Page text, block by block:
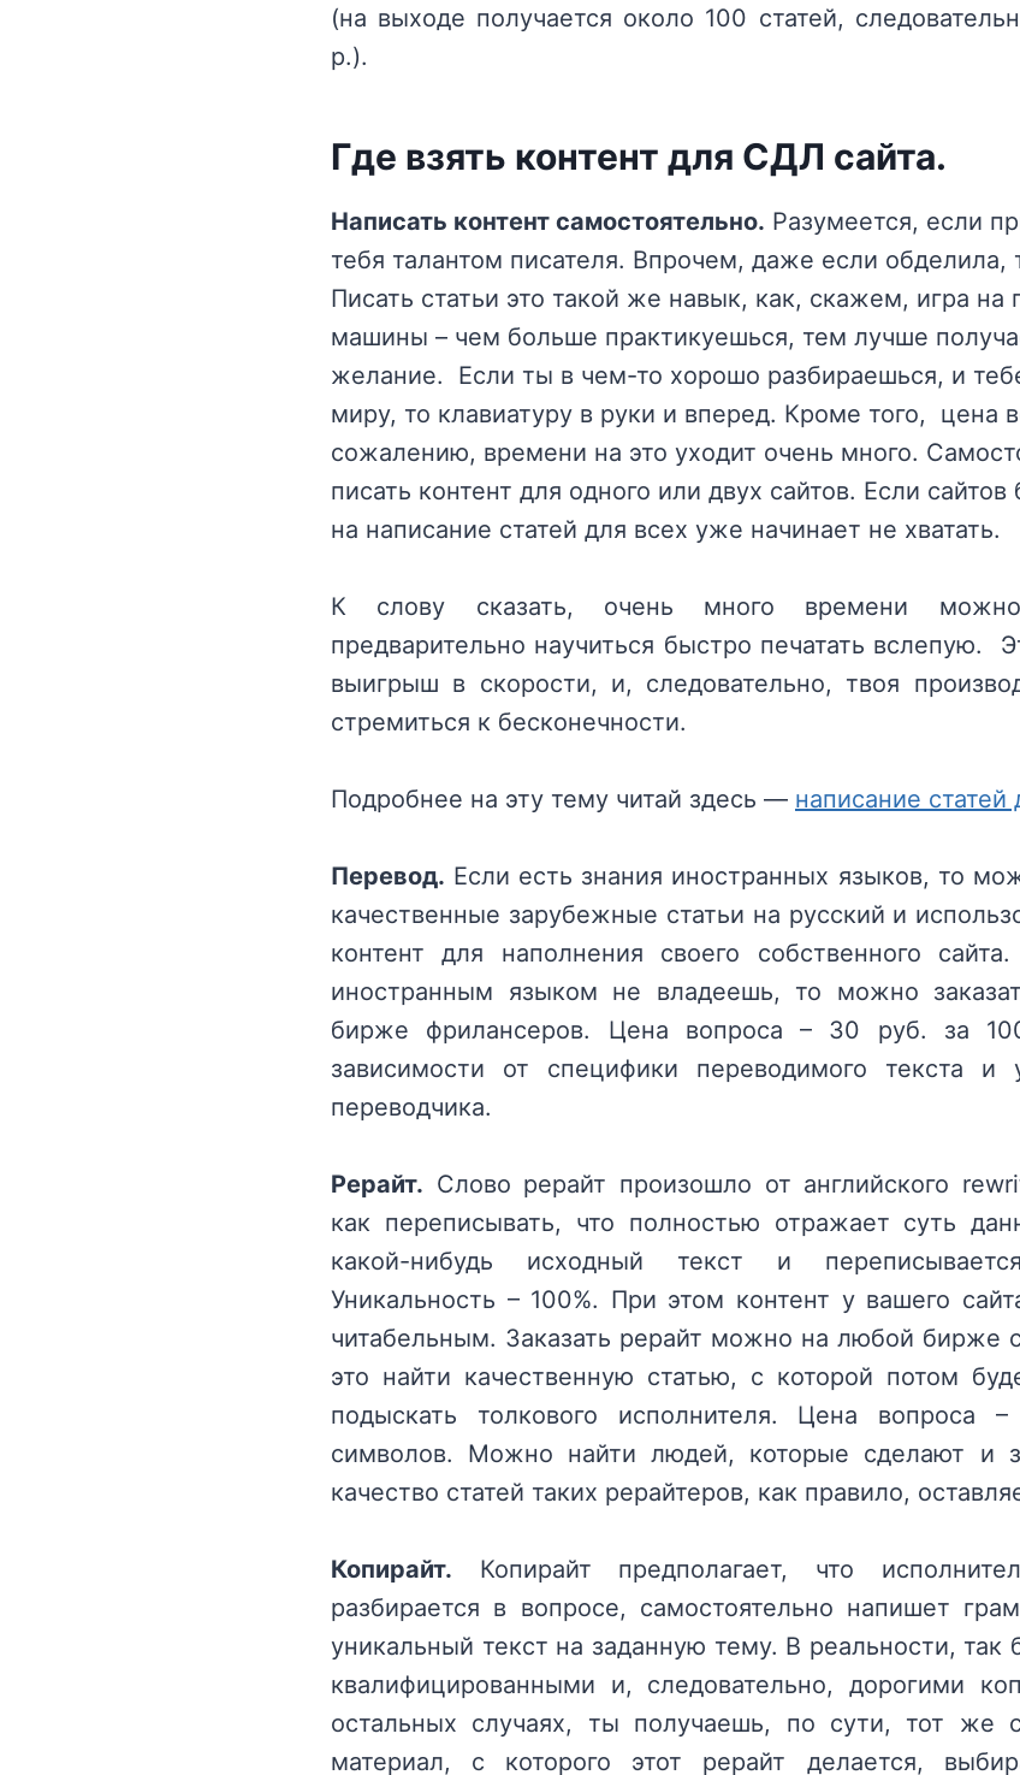
(на выходе получается около 100 статей,
р.).
Где взять контент для СДЛ сайта.
Написать контент самостоятельно. Разумеется, если
тебя талантом писателя. Впрочем, даже если обделила,
Писать статьи это такой же навык, как, скажем, игра на
машины – чем больше практикуешься, тем лучше
желание. Если ты в чем-то хорошо разбираешься, и
миру, то клавиатуру в руки и вперед. Кроме того, цена
сожалению, времени на это уходит очень много.
писать контент для одного или двух сайтов. Если
на написание статей для всех уже начинает не хватать.
К слову сказать, очень много времени
предварительно научиться быстро печатать вслепую.
выигрыш в скорости, и, следовательно, твоя
стремиться к бесконечности.
Подробнее на эту тему читай здесь — написание статей
Перевод. Если есть знания иностранных языков, то
качественные зарубежные статьи на русский и
контент для наполнения своего собственного
иностранным языком не владеешь, то можно
бирже фрилансеров. Цена вопроса – 30 руб. за
зависимости от специфики переводимого текста и
переводчика.
Рерайт. Слово рерайт произошло от английского
как переписывать, что полностью отражает суть
какой-нибудь исходный текст и
Уникальность – 100%. При этом контент у вашего
читабельным. Заказать рерайт можно на любой бирже
это найти качественную статью, с которой потом
подыскать толкового исполнителя. Цена вопроса
символов. Можно найти людей, которые сделают и
качество статей таких рерайтеров, как правило,
Копирайт. Копирайт предполагает, что
разбирается в вопросе, самостоятельно напишет
уникальный текст на заданную тему. В реальности, так
квалифицированными и, следовательно, дорогими
остальных случаях, ты получаешь, по сути, тот же
материал, с которого этот рерайт делается,